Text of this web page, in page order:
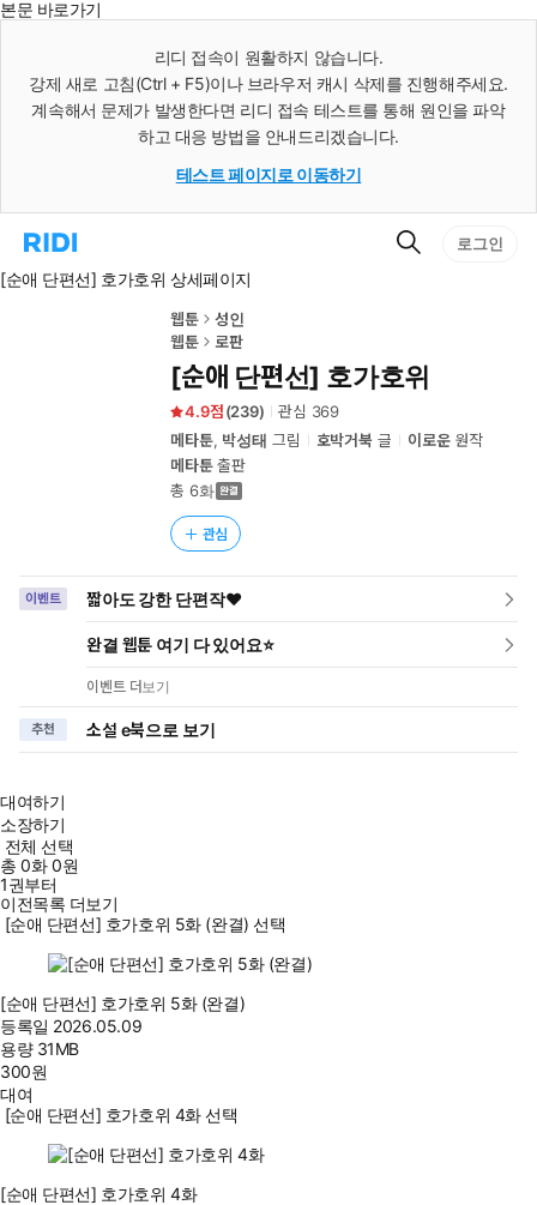
본문 바로가기
리디 접속이 원활하지 않습니다.
강제 새로 고침(Ctrl + F5)이나 브라우저 캐시 삭제를 진행해주세요.
계속해서 문제가 발생한다면 리디 접속 테스트를 통해 원인을 파악
하고 대응 방법을 안내드리겠습니다.
테스트 페이지로 이동하기
리
홈
검
로그인
[순애 단편선] 호가호위 상세페이지
웹툰
성인
웹툰
로판
[순애 단편선] 호가호위
4.9 (239) 관심 369
메타툰, 박성태 그림 호박거북 글 이로운원작
메타툰출판
총 6화
관심
이벤트 짧아도 강한 단편작❤️
완결 웹툰 여기 다 있어요⭐
이벤트 더보기
추천 소설 e북으로 보기
대여하기
소장하기
전체 선택
총0화0원
1권부터
이전목록 더보기
[순애 단편선] 호가호위 5화 (완결) 선택
[순애 단편선] 호가호위 5화 (완결)
등록일 2026.05.09
용량 31MB
300원
대여
[순애 단편선] 호가호위 4화 선택
[순애 단편선] 호가호위 4화